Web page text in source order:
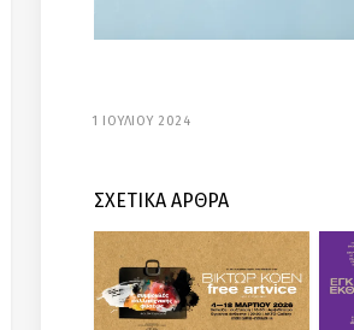
1 ΙΟΥΛΙΟΥ 2024
ΣΧΕΤΙΚΑ ΑΡΘΡΑ